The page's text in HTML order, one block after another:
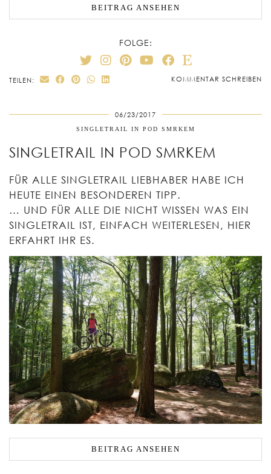
BEITRAG ANSEHEN
FOLGE:
TEILEN: KOMMENTAR SCHREIBEN
06/23/2017
SINGLETRAIL IN POD SMRKEM
SINGLETRAIL IN POD SMRKEM
FÜR ALLE SINGLETRAIL LIEBHABER HABE ICH
HEUTE EINEN BESONDEREN TIPP.
… UND FÜR ALLE DIE NICHT WISSEN WAS EIN
SINGLETRAIL IST, EINFACH WEITERLESEN, HIER
ERFAHRT IHR ES.
BEITRAG ANSEHEN